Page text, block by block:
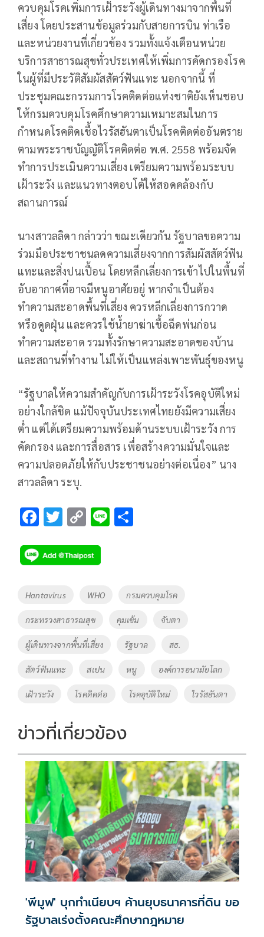
ควบคุมโรคเพิ่มการเฝ้าระวังผู้เดินทางมาจากพื้นที่
เสี่ยง โดยประสานข้อมูลร่วมกับสายการบิน ท่าเรือ
และหน่วยงานที่เกี่ยวข้อง รวมทั้งแจ้งเตือนหน่วย
บริการสาธารณสุขทั่วประเทศให้เพิ่มการคัดกรองโรค
ในผู้ที่มีประวัติสัมผัสสัตว์ฟันแทะ นอกจากนี้ ที่
ประชุมคณะกรรมการโรคติดต่อแห่งชาติยังเห็นชอบ
ให้กรมควบคุมโรคศึกษาความเหมาะสมในการ
กำหนดโรคติดเชื้อไวรัสฮันตาเป็นโรคติดต่ออันตราย
ตามพระราชบัญญัติโรคติดต่อ พ.ศ. 2558 พร้อมจัด
ทำการประเมินความเสี่ยง เตรียมความพร้อมระบบ
เฝ้าระวัง และแนวทางตอบโต้ให้สอดคล้องกับ
สถานการณ์
นางสาวลลิดา กล่าวว่า ขณะเดียวกัน รัฐบาลขอความ
ร่วมมือประชาชนลดความเสี่ยงจากการสัมผัสสัตว์ฟัน
แทะและสิ่งปนเปื้อน โดยหลีกเลี่ยงการเข้าไปในพื้นที่
อับอากาศที่อาจมีหนูอาศัยอยู่ หากจำเป็นต้อง
ทำความสะอาดพื้นที่เสี่ยง ควรหลีกเลี่ยงการกวาด
หรือดูดฝุ่น และควรใช้น้ำยาฆ่าเชื้อฉีดพ่นก่อน
ทำความสะอาด รวมทั้งรักษาความสะอาดของบ้าน
และสถานที่ทำงาน ไม่ให้เป็นแหล่งเพาะพันธุ์ของหนู
“รัฐบาลให้ความสำคัญกับการเฝ้าระวังโรคอุบัติใหม่
อย่างใกล้ชิด แม้ปัจจุบันประเทศไทยยังมีความเสี่ยง
ต่ำ แต่ได้เตรียมความพร้อมด้านระบบเฝ้าระวัง การ
คัดกรอง และการสื่อสาร เพื่อสร้างความมั่นใจและ
ความปลอดภัยให้กับประชาชนอย่างต่อเนื่อง” นาง
สาวลลิดา ระบุ.
F
e
b
o
k
T
tt
er
C
p
y
Li
k
Li
Tags
Hantavirus WHO กรมควบคุมโรค
กระทรวงสาธารณสุข คุมเข้ม จับตา
ผู้เดินทางจากพื้นที่เสี่ยง รัฐบาล สธ.
สัตว์ฟันแทะ สเปน หนู องค์การอนามัยโลก
เฝ้าระวัง โรคติดต่อ โรคอุบัติใหม่ ไวรัสฮันตา
ข่าวที่เกี่ยวข้อง
'พีมูฟ' บุกทำเนียบฯ ค้านยุบธนาคารที่ดิน ขอ
รัฐบาลเร่งตั้งคณะศึกษากฎหมาย